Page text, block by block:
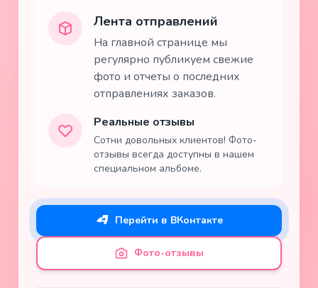
Лента отправлений
На главной странице мы
регулярно публикуем свежие
фото и отчеты о последних
отправлениях заказов.
Реальные отзывы
Сотни довольных клиентов! Фото-
отзывы всегда доступны в нашем
специальном альбоме.
Перейти в ВКонтакте
Фото-отзывы